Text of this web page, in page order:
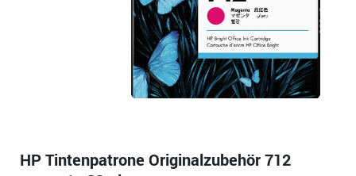
HP Tintenpatrone Originalzubehör 712